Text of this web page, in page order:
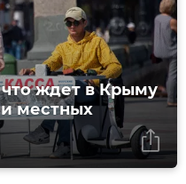
ждет в Крыму
и местных